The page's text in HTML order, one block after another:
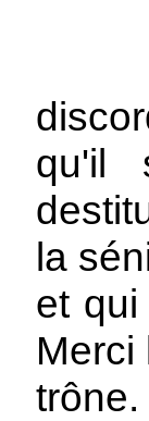
qu'il
la
et
trône.